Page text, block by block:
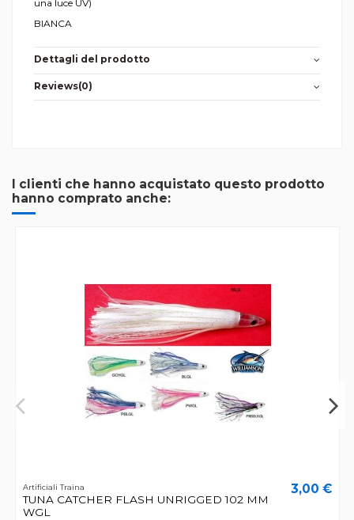
una luce UV)
BIANCA
Dettagli del prodotto
Reviews(0)
I clienti che hanno acquistato questo prodotto
hanno comprato anche:
Artificiali Traina
TUNA CATCHER FLASH UNRIGGED 102 MM
WGL
3,00 €